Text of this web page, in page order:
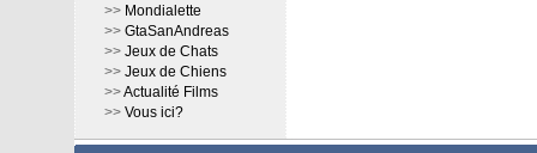
>> Mondialette
>> GtaSanAndreas
>> Jeux de Chats
>> Jeux de Chiens
>>Actualité Films
>> Vous ici?